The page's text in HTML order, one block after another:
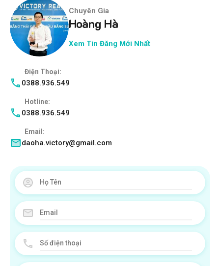
Chuyên Gia
Hoàng Hà
Xem Tin Đăng Mới Nhất
Điện Thoại:
0388.936.549
Hotline:
0388.936.549
Email:
daoha.victory@gmail.com